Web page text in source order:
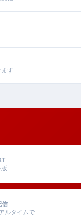
す
信
ルタイムで